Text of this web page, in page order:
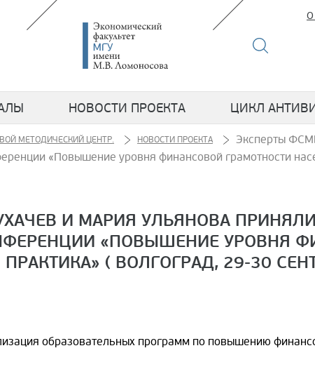
О
НОВОСТИ ПРОЕКТА ЦИКЛ
МЕТОДИЧЕСКИЙ ЦЕНТР. НОВОСТИ ПРОЕКТА
Эксперты
«Повышение уровня финансовой грамотности
И МАРИЯ УЛЬЯНОВА
«ПОВЫШЕНИЕ УРОВНЯ
( ВОЛГОГРАД, 29-30
образовательных программ по повышению